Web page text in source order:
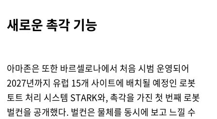
새로운 촉각 기능
아마존은 또한 바르셀로나에서 처음 시범 운영되어
2027년까지 유럽 15개 사이트에 배치될 예정인 로봇
토트 처리 시스템 STARK와, 촉각을 가진 첫 번째 로봇
벌컨을 공개했다. 벌컨은 물체를 동시에 보고 느낄 수